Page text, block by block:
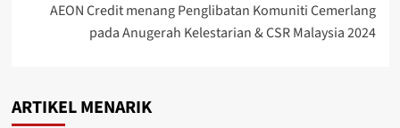
AEON Credit menang Penglibatan Komuniti Cemerlang
pada Anugerah Kelestarian & CSR Malaysia 2024
ARTIKEL MENARIK